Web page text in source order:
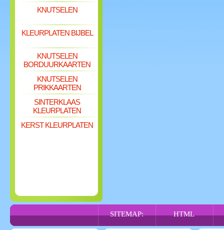
KNUTSELEN
KLEURPLATEN BIJBEL
KNUTSELEN
BORDUURKAARTEN
KNUTSELEN
PRIKKAARTEN
SINTERKLAAS
KLEURPLATEN
KERST KLEURPLATEN
SITEMAP: HTML